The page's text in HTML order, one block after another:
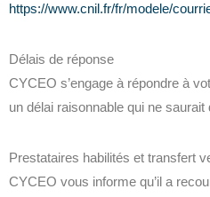
https://www.cnil.fr/fr/modele/
Délais de réponse
CYCEO s’engage à répondre à
un délai raisonnable qui ne
Prestataires habilités et transfert
CYCEO vous informe qu’il a